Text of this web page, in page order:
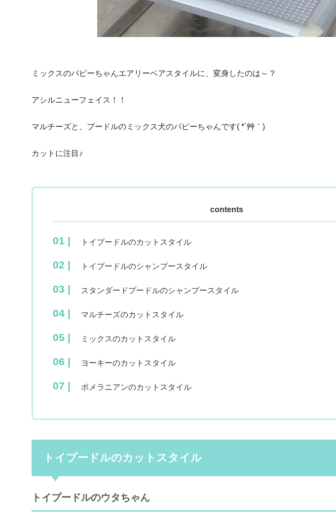
ミックスのパピーちゃんエアリーベアスタイルに、変身したのは～？
アシルニューフェイス！！
マルチーズと、プードルのミックス犬のパピーちゃんです( *´艸｀)
カットに注目♪
contents
トイプードルのカットスタイル
トイプードルのシャンプースタイル
スタンダードプードルのシャンプースタイル
マルチーズのカットスタイル
ミックスのカットスタイル
ヨーキーのカットスタイル
ポメラニアンのカットスタイル
トイプードルのカットスタイル
トイプードルのウタちゃん